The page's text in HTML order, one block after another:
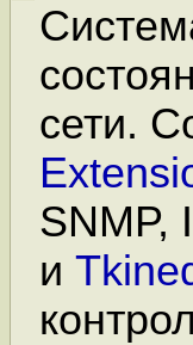
сети.
SNMP,
и